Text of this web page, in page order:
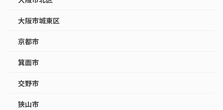
大阪市城東区
京都市
箕面市
交野市
狭山市